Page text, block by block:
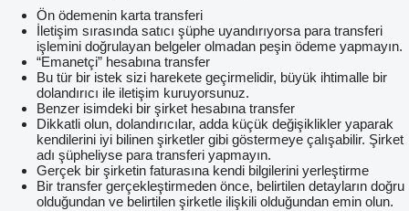
Ön ödemenin karta transferi
İletişim sırasında satıcı şüphe uyandırıyorsa para transferi
işlemini doğrulayan belgeler olmadan peşin ödeme yapmayın.
“Emanetçi” hesabına transfer
Bu tür bir istek sizi harekete geçirmelidir, büyük ihtimalle bir
dolandırıcı ile iletişim kuruyorsunuz.
Benzer isimdeki bir şirket hesabına transfer
Dikkatli olun, dolandırıcılar, adda küçük değişiklikler yaparak
kendilerini iyi bilinen şirketler gibi göstermeye çalışabilir. Şirket
adı şüpheliyse para transferi yapmayın.
Gerçek bir şirketin faturasına kendi bilgilerini yerleştirme
Bir transfer gerçekleştirmeden önce, belirtilen detayların doğru
olduğundan ve belirtilen şirketle ilişkili olduğundan emin olun.